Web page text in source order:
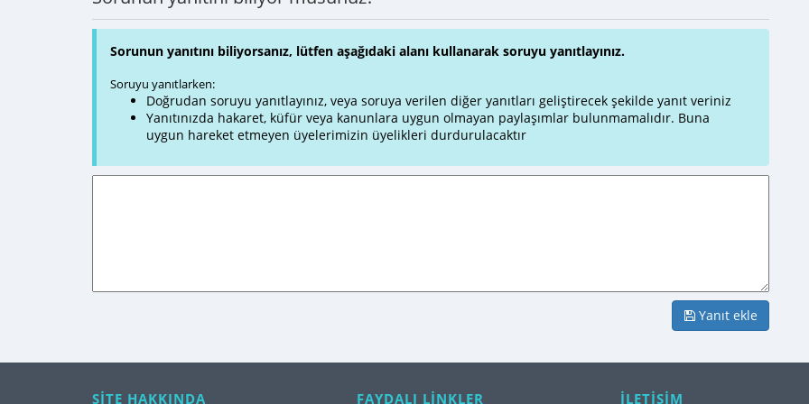
Sorunun yanıtını biliyorsanız, lütfen aşağıdaki alanı kullanarak soruyu yanıtlayınız.
Soruyu yanıtlarken:
Doğrudan soruyu yanıtlayınız, veya soruya verilen diğer yanıtları geliştirecek şekilde yanıt veriniz
Yanıtınızda hakaret, küfür veya kanunlara uygun olmayan paylaşımlar bulunmamalıdır. Buna
uygun hareket etmeyen üyelerimizin üyelikleri durdurulacaktır
Yanıt ekle
SİTE HAKKINDA FAYDALI LİNKLER İLETİŞİM